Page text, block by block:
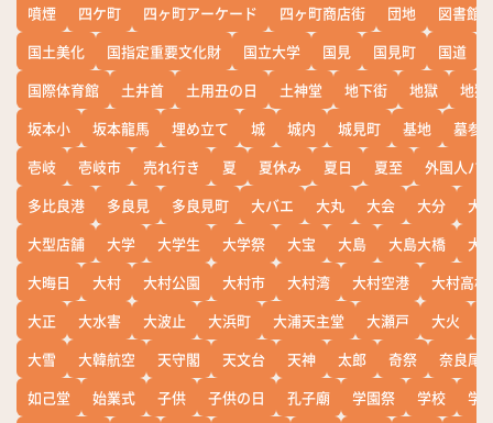
噴煙
四ケ町 四ヶ町アーケード 四ヶ町商店街 団地
図書館
国土美化
国指定重要文化財 国立大学 国見 国見町 国道
国際体育館
土井首 土用丑の日 土神堂 地下街 地獄
地獄
坂本小
坂本龍馬 埋め立て 城 城内 城見町 基地
墓参
壱岐
壱岐市 売れ行き 夏 夏休み 夏日 夏至
外国人バ
多比良港
多良見 多良見町 大バエ 大丸 大会 大分
大
大型店舗
大学 大学生 大学祭 大宝 大島 大島大橋
大
大晦日
大村 大村公園 大村市 大村湾 大村空港
大村高校
大正
大水害 大波止 大浜町 大浦天主堂 大瀬戸 大火
大雪
大韓航空 天守閣 天文台 天神 太郎 奇祭
奈良尾
如己堂
始業式 子供 子供の日 孔子廟 学園祭 学校
学